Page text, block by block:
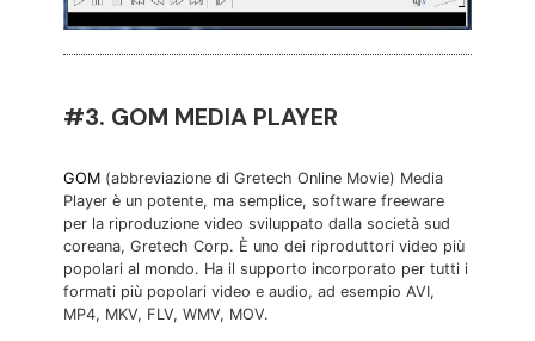
#3. GOM MEDIA PLAYER
GOM (abbreviazione di Gretech Online Movie) Media
Player è un potente, ma semplice, software freeware
per la riproduzione video sviluppato dalla società sud
coreana, Gretech Corp. È uno dei riproduttori video più
popolari al mondo. Ha il supporto incorporato per tutti i
formati più popolari video e audio, ad esempio AVI,
MP4, MKV, FLV, WMV, MOV.